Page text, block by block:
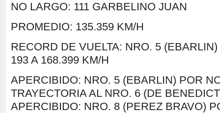
NO LARGO: 111 GARBELINO JUAN
PROMEDIO: 135.359 KM/H
RECORD DE VUELTA: NRO. 5 (EBARLIN)
193 A 168.399 KM/H
APERCIBIDO: NRO. 5 (EBARLIN) POR
TRAYECTORIA AL NRO. 6 (DE
APERCIBIDO: NRO. 8 (PEREZ BRAVO)